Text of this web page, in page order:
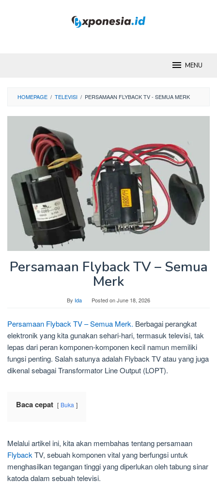
MENU
HOMEPAGE / TELEVISI / PERSAMAAN FLYBACK TV - SEMUA MERK
Persamaan Flyback TV – Semua
Merk
By Ida Posted onJune 18, 2026
Persamaan Flyback TV – Semua Merk. Berbagai perangkat
elektronik yang kita gunakan sehari-hari, termasuk televisi, tak
lepas dari peran komponen-komponen kecil namun memiliki
fungsi penting. Salah satunya adalah Flyback TV atau yang juga
dikenal sebagai Transformator Line Output (LOPT).
Baca cepat Buka
Melalui artikel ini, kita akan membahas tentang persamaan
Flyback TV, sebuah komponen vital yang berfungsi untuk
menghasilkan tegangan tinggi yang diperlukan oleh tabung sinar
katoda dalam sebuah televisi.